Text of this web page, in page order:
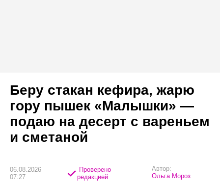
Беру стакан кефира, жарю
гору пышек «Малышки» —
подаю на десерт с вареньем
и сметаной
06.08.2026
07:27
Проверено
редакцией
Автор:
Ольга Мороз